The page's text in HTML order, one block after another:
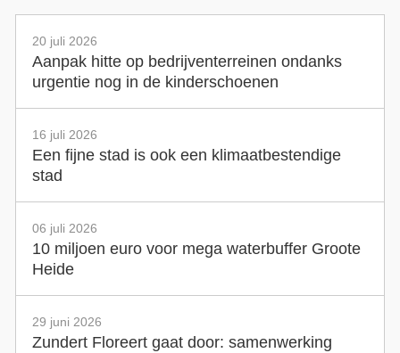
20 juli 2026
Aanpak hitte op bedrijventerreinen ondanks
urgentie nog in de kinderschoenen
16 juli 2026
Een fijne stad is ook een klimaatbestendige
stad
06 juli 2026
10 miljoen euro voor mega waterbuffer Groote
Heide
29 juni 2026
Zundert Floreert gaat door: samenwerking